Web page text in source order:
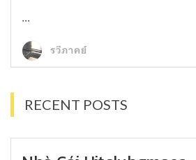
...
รวีภาคย์
RECENT POSTS